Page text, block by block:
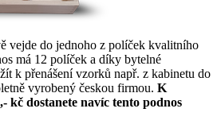
vejde do jednoho z políček kvalitního
má 12 políček a díky bytelné
k přenášení vzorků např. z kabinetu do
vyrobený českou firmou. K
kč dostanete navíc tento podnos